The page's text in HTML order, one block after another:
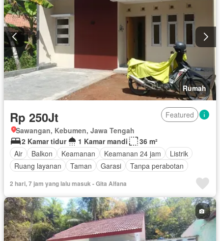
Rumah
Rp 250Jt
Featured
Sawangan, Kebumen, Jawa Tengah
2 Kamar tidur
1 Kamar mandi
36 m²
Air
Balkon Keamanan Keamanan 24 jam
Listrik
Ruang layanan
Taman Garasi Tanpa perabotan
2 hari, 7 jam yang lalu masuk - Gita Alfana